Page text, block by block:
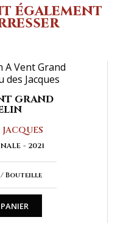
également
GRAND
2021
Bouteille